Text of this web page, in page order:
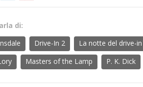
di:
Drive-In 2 La notte del drive-in
Masters of the Lamp P. K. Dick